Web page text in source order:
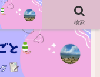
書く暮らし ー
検索